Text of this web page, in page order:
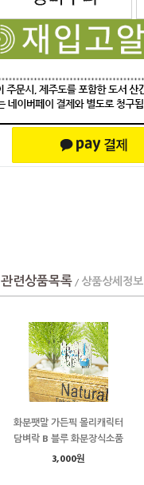
관련상품목록/ 상품상세정보
화분팻말 가든픽 몰리캐릭터
담벼락 B 블루 화분장식소품
3,000원